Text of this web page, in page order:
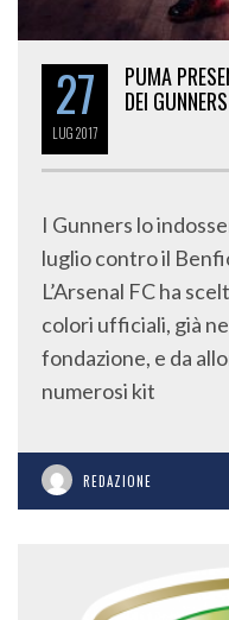
27
LUG2017
PUMA
DEI GUNNERS
I Gunners lo
luglio contro il
L’Arsenal FC ha
colori ufficiali, già
fondazione, e da
numerosi kit
REDAZIONE